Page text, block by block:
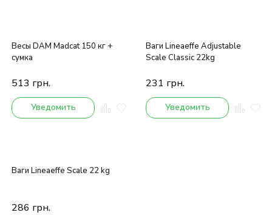
Весы DAM Madcat 150 кг +
сумка
513 грн.
Уведомить
Ваги Lineaeffe Adjustable
Scale Classic 22kg
231 грн.
Уведомить
Ваги Lineaeffe Scale 22 kg
286 грн.